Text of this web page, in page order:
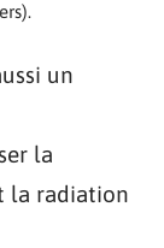
un
la
la radiation